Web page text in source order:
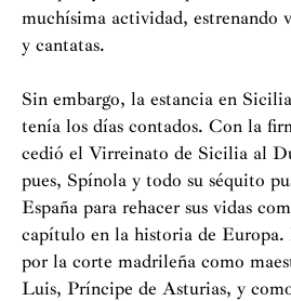
muchísima actividad, estrenando
y cantatas.
Sin embargo, la estancia en
tenía los días contados. Con la
cedió el Virreinato de Sicilia al
pues, Spínola y todo su séquito
España para rehacer sus vidas
capítulo en la historia de Europa.
por la corte madrileña como
Luis, Príncipe de Asturias, y